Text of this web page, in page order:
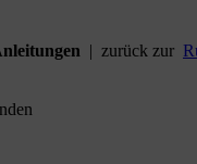
| zurück zur